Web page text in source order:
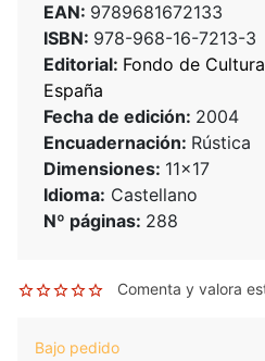
EAN: 9789681672133
ISBN: 978-968-16-7213-3
Editorial: Fondo de
España
Fecha de edición: 2004
Encuadernación: Rústica
Dimensiones: 11x17
Idioma: Castellano
Nº páginas: 288
Comenta y valora
Bajo pedido